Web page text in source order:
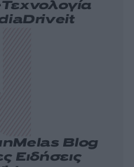
Τεχνολογία
Driveit
Melas Blog
Ειδήσεις